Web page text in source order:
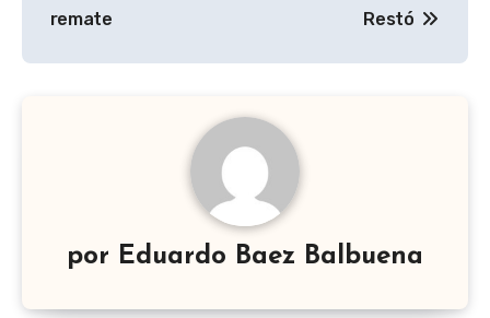
entradas
remate
Restó
por Eduardo Baez Balbuena